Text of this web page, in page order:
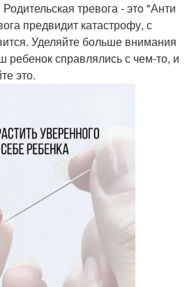
тревога - этo "Анти
предвидит катастрофу, с
Уделяйте больше внимания
справлялись с чем-то, и
это.